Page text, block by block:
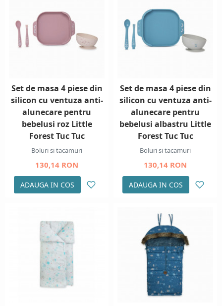
Set de masa 4 piese din
silicon cu ventuza anti-
alunecare pentru
bebelusi roz Little
Forest Tuc Tuc
Boluri si tacamuri
130,14 RON
ADAUGA IN COS
Set de masa 4 piese din
silicon cu ventuza anti-
alunecare pentru
bebelusi albastru Little
Forest Tuc Tuc
Boluri si tacamuri
130,14 RON
ADAUGA IN COS